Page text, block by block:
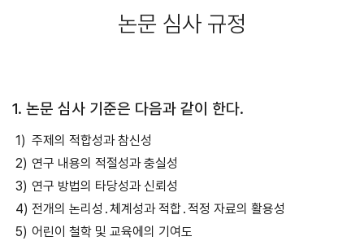
논문 심사 규정
1. 논문 심사 기준은 다음과 같이 한다.
주제의 적합성과 참신성
연구 내용의 적절성과 충실성
연구 방법의 타당성과 신뢰성
전개의 논리성․체계성과 적합․적정 자료의 활용성
어린이 철학 및 교육에의 기여도